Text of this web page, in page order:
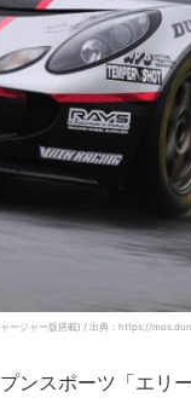
ャージャー版搭載) / 出典：https://
ンスポーツ「エリ